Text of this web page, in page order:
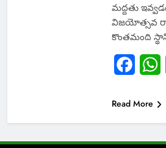
మద్దతు
విజయోత్సవ
కొంతమంది
Read More